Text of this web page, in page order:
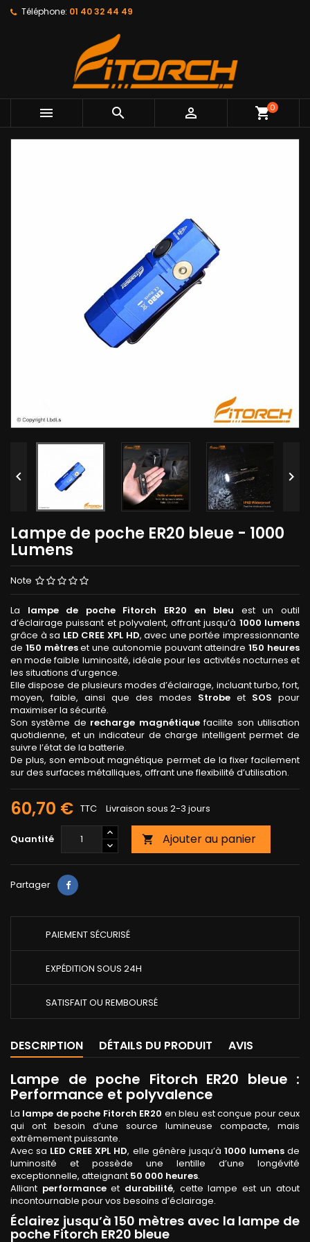
Téléphone: 01 40 32 44 49
   shopping_cart0
 
Lampe de poche ER20 bleue - 1000
Lumens
Note
La lampe de poche Fitorch ER20 en bleu est un outil
d’éclairage puissant et polyvalent, offrant jusqu’à 1000 lumens
grâce à sa LED CREE XPL HD, avec une portée impressionnante
de 150 mètreset une autonomie pouvant atteindre150 heures
en mode faible luminosité, idéale pour les activités nocturnes et
les situations d’urgence.
Elle dispose de plusieurs modes d’éclairage, incluant turbo, fort,
moyen, faible, ainsi que des modes Strobe et SOS pour
maximiser la sécurité.
Son système de recharge magnétiquefacilite son utilisation
quotidienne, et un indicateur de charge intelligent permet de
suivre l’état de la batterie.
De plus, son embout magnétique permet de la fixer facilement
sur des surfaces métalliques, offrant une flexibilité d’utilisation.
60,70 € TTC Livraison sous 2-3 jours
Quantité  Ajouter au panier
Partager
PAIEMENT SÉCURISÉ
EXPÉDITION SOUS 24H
SATISFAIT OU REMBOURSÉ
DESCRIPTION DÉTAILS DU PRODUIT AVIS
Lampe de poche Fitorch ER20 bleue :
Performance et polyvalence
La lampe de poche Fitorch ER20 en bleu est conçue pour ceux
qui ont besoin d’une source lumineuse compacte, mais
extrêmement puissante.
Avec sa LED CREE XPL HD, elle génère jusqu’à 1000 lumensde
luminosité et possède une lentille d’une longévité
exceptionnelle, atteignant 50 000 heures.
Alliant performanceet durabilité, cette lampe est un atout
incontournable pour vos besoins d’éclairage.
Éclairez jusqu’à 150 mètres avec la lampe de
poche Fitorch ER20 bleue